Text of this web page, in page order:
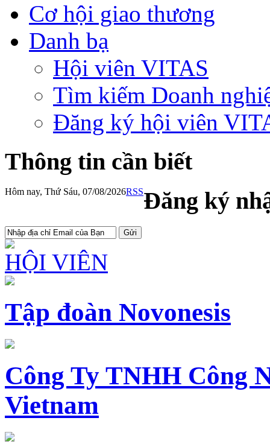
Cơ hội giao thương
Danh bạ
Hội viên VITAS
Tìm kiếm Doanh
Đăng ký hội viên
Thông tin cần biết
Hôm nay, Thứ Sáu, 07/08/2026RSSĐăng ký
HỘI VIÊN
Tập đoàn Novonesis
Công Ty TNHH Công
Vietnam